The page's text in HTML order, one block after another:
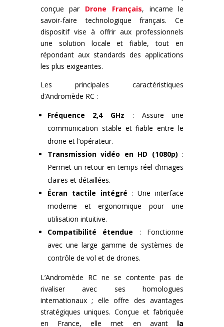
conçue par Drone Français, incarne le
savoir-faire technologique français. Ce
dispositif vise à offrir aux professionnels
une solution locale et fiable, tout en
répondant aux standards des applications
les plus exigeantes.
Les principales caractéristiques
d’Andromède RC :
Fréquence 2,4 GHz : Assure une
communication stable et fiable entre le
drone et l’opérateur.
Transmission vidéo en HD (1080p):
Permet un retour en temps réel d’images
claires et détaillées.
Écran tactile intégré: Une interface
moderne et ergonomique pour une
utilisation intuitive.
Compatibilité étendue : Fonctionne
avec une large gamme de systèmes de
contrôle de vol et de drones.
L’Andromède RC ne se contente pas de
rivaliser avec ses homologues
internationaux ; elle offre des avantages
stratégiques uniques. Conçue et fabriquée
en France, elle met en avant la